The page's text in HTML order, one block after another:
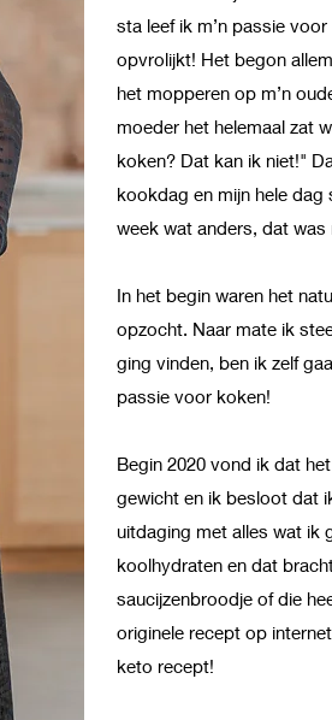
sta leef ik m’n passie
opvrolijkt! Het begon
het mopperen op m’n
moeder het helemaal zat
koken? Dat kan ik niet!"
kookdag en mijn hele dag
week wat anders, dat was
In het begin waren het
opzocht. Naar mate ik
ging vinden, ben ik zelf
passie voor koken!
Begin 2020 vond ik dat
gewicht en ik besloot dat
uitdaging met alles wat ik
koolhydraten en dat
saucijzenbroodje of die
originele recept op
keto recept!